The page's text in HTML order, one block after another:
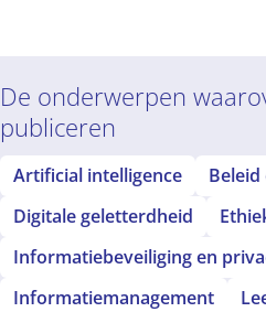
hoe
de
De onderwerpen
publiceren
Artificial intelligence
Digitale geletterdheid
Informatiebeveiliging en
Informatiemanagement